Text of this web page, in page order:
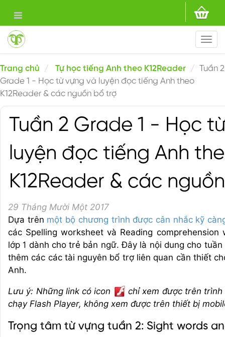
Trang chủ Tự học tiếng Anh theo K12Reader
Tuần 2
Grade 1 - Học từ vựng và luyện đọc tiếng Anh theo
K12Reader & các nguồn bổ trợ
Tuần 2 Grade 1 - Học
luyện đọc tiếng Anh
K12Reader & các
29 Tháng Mười Một 2017
Dựa trên một bộ chương trình được cân nhắc kỹ
các Spelling worksheet và Reading
lớp 1 dành cho trẻ bản ngữ. Đây là nội dung cho
thêm các các tài nguyên bổ trợ liên quan cần thiết
Anh.
Lưu ý: Những link có icon
chỉ xem được trên
chạy Flash Player, không xem được trên thiết bị
Trọng tâm từ vựng tuần 2: Sight words